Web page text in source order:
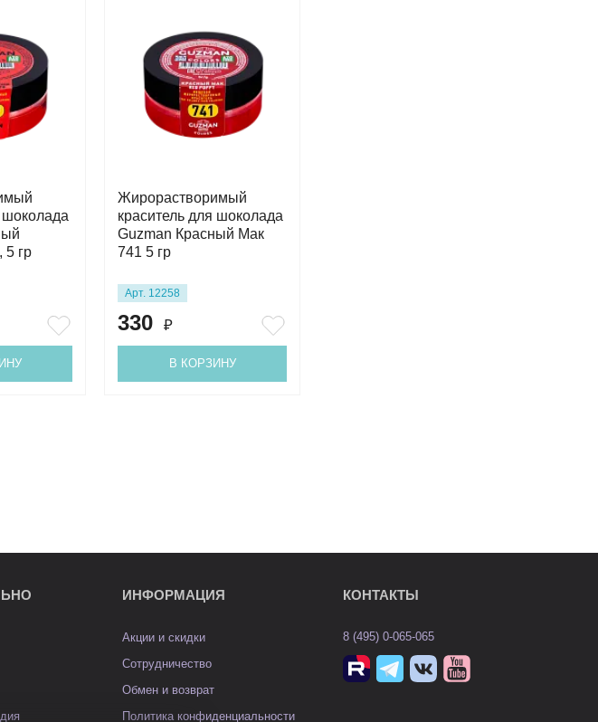
шоколада
5 гр
Жирорастворимый
краситель для шоколада
Guzman Красный Мак
741 5 гр
Арт. 12258
330 ₽
В КОРЗИНУ
ИНФОРМАЦИЯ
Акции и скидки
Сотрудничество
Обмен и возврат
Политика конфиденциальности
КОНТАКТЫ
8 (495) 0-065-065